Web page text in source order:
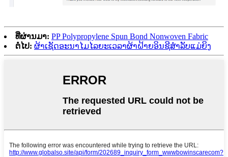
ທີ່ຜ່ານມາ: PP Polypropylene Spun Bond Nonwoven Fabric
ຕໍ່ໄປ: ຜ້າເຊັດອະນາໄມໄລຍະເວລາຜ້າຝ້າຍອິນຊີສໍາລັບແມ່ຍິງ